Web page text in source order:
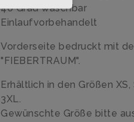
40 Grad waschbar
Einlaufvorbehandelt
Vorderseite bedruckt mit
"FIEBERTRAUM".
Erhältlich in den Größen XS,
3XL.
Gewünschte Größe bitte